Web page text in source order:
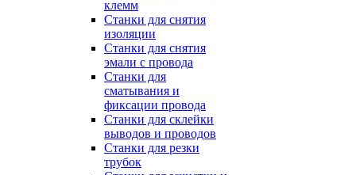
клемм
Станки для снятия
изоляции
Станки для снятия
эмали с провода
Станки для
сматывания и
фиксации провода
Станки для склейки
выводов и проводов
Станки для резки
трубок